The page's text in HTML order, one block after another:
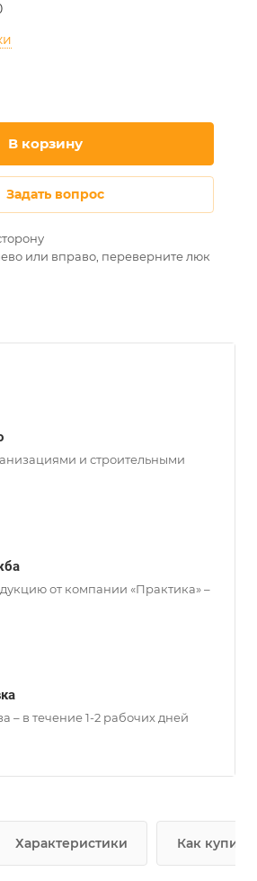
В корзину
Задать вопрос
или вправо, переверните люк
и строительными
от компании «Практика» –
– в течение 1-2 рабочих дней
Характеристики Как купить